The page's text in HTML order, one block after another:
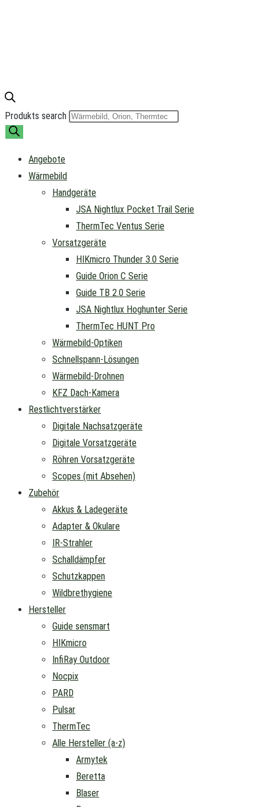
Produkts search
Angebote
Wärmebild
Handgeräte
JSA Nightlux Pocket Trail Serie
ThermTec Ventus Serie
Vorsatzgeräte
HIKmicro Thunder 3.0 Serie
Guide Orion C Serie
Guide TB 2.0 Serie
JSA Nightlux Hoghunter Serie
ThermTec HUNT Pro
Wärmebild-Optiken
Schnellspann-Lösungen
Wärmebild-Drohnen
KFZ Dach-Kamera
Restlichtverstärker
Digitale Nachsatzgeräte
Digitale Vorsatzgeräte
Röhren Vorsatzgeräte
Scopes (mit Absehen)
Zubehör
Akkus & Ladegeräte
Adapter & Okulare
IR-Strahler
Schalldämpfer
Schutzkappen
Wildbrethygiene
Hersteller
Guide sensmart
HIKmicro
InfiRay Outdoor
Nocpix
PARD
Pulsar
ThermTec
Alle Hersteller (a-z)
Armytek
Beretta
Blaser